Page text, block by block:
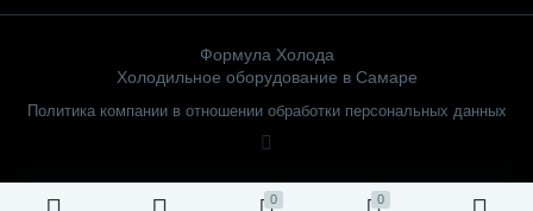
0 0
Формула Холода
Холодильное оборудование в Самаре
Политика компании в отношении обработки персональных данных